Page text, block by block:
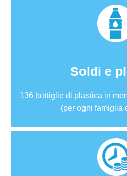
Soldi e
136 bottiglie di plastica in
(per ogni famiglia